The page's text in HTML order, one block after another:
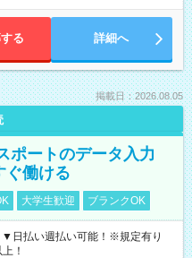
る 詳細へ
掲載日：2026.08.05
ポートのデータ入力
ぐ働ける
大学生歓迎 ブランクOK
日払い週払い可能！※規定有り
！